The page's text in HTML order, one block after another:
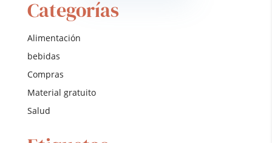
Categorías
Alimentación
bebidas
Compras
Material gratuito
Salud